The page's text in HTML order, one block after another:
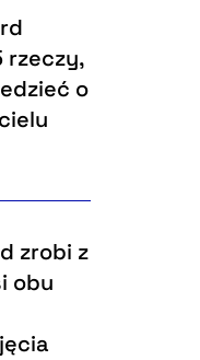
rzeczy,
o
zrobi z
obu